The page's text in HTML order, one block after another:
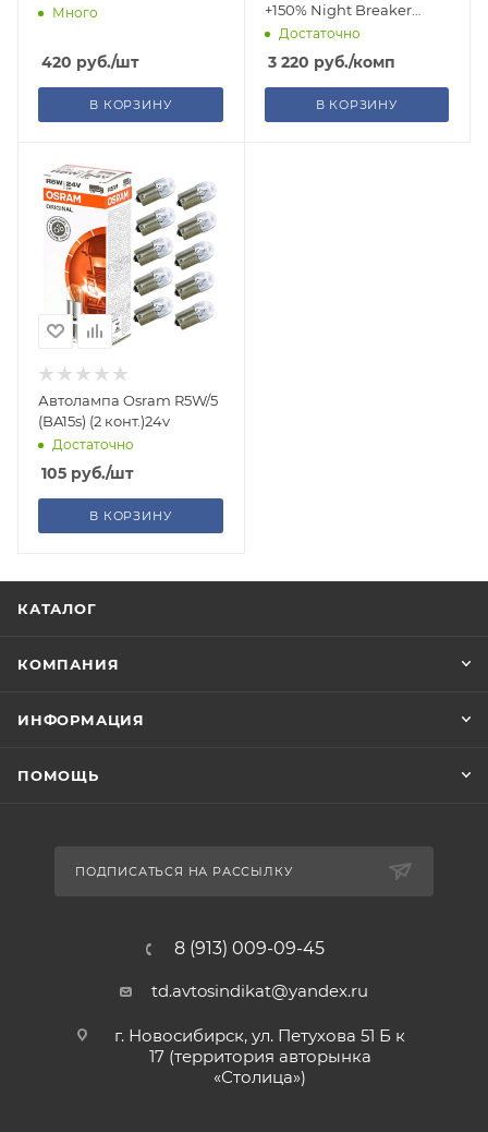
Много
420 руб./шт
В КОРЗИНУ
+150% Night Breaker
Laser, 2 шт
Достаточно
3 220 руб./комп
В КОРЗИНУ
Автолампа Osram R5W/5
(BA15s) (2 конт.)24v
Достаточно
105 руб./шт
В КОРЗИНУ
КАТАЛОГ
КОМПАНИЯ
ИНФОРМАЦИЯ
ПОМОЩЬ
ПОДПИСАТЬСЯ НА РАССЫЛКУ
8 (913) 009-09-45
td.avtosindikat@yandex.ru
г. Новосибирск, ул. Петухова 51 Б к
17 (территория авторынка
«Столица»)